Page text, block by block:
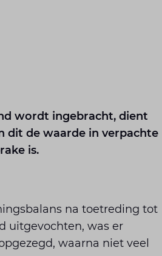
wordt ingebracht, dient
dit de waarde in verpachte
is.
na toetreding tot
uitgevochten, was er
waarna niet veel